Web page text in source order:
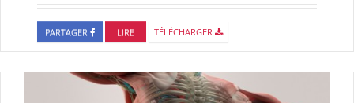
PARTAGER LIRE TÉLÉCHARGER